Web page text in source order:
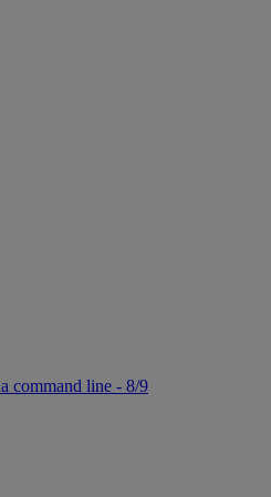
command line - 8/9